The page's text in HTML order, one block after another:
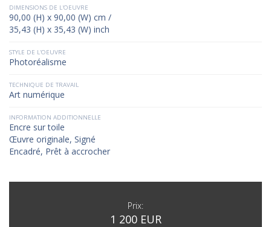
DIMENSIONS DE L'OEUVRE
90,00 (H) x 90,00 (W) cm /
35,43 (H) x 35,43 (W) inch
STYLE DE L'OEUVRE
Photoréalisme
TECHNIQUE DE TRAVAIL
Art numérique
INFORMATION ADDITIONNELLE
Encre sur toile
Œuvre originale, Signé
Encadré, Prêt à accrocher
Prix:
1 200 EUR